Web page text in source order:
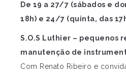
De 19 a 27/7 (sábados e
18h) e 24/7 (quinta, das
S.O.S Luthier – pequenos
manutenção de
Com Renato Ribeiro e